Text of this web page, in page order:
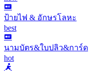
ป้ายไฟ & อักษรโลหะ
best
นามบัตร&ใบปลิว&การ์ด
hot